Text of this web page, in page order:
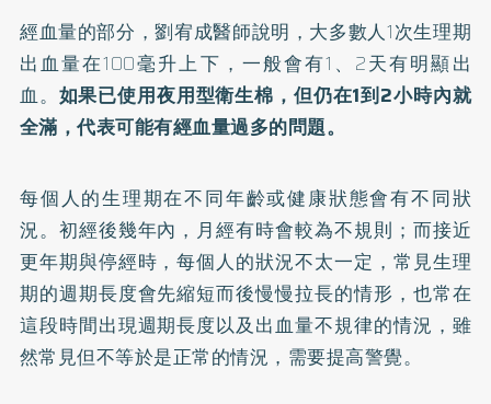
經血量的部分，劉宥成醫師說明，大多數人1次生理期
出血量在100毫升上下，一般會有1、2天有明顯出
血。 如果已使用夜用型衛生棉，但仍在1到2小時內就
全滿，代表可能有經血量過多的問題。
每個人的生理期在不同年齡或健康狀態會有不同狀
況。初經後幾年內，月經有時會較為不規則；而接近
更年期與停經時，每個人的狀況不太一定，常見生理
期的週期長度會先縮短而後慢慢拉長的情形，也常在
這段時間出現週期長度以及出血量不規律的情況，雖
然常見但不等於是正常的情況，需要提高警覺。